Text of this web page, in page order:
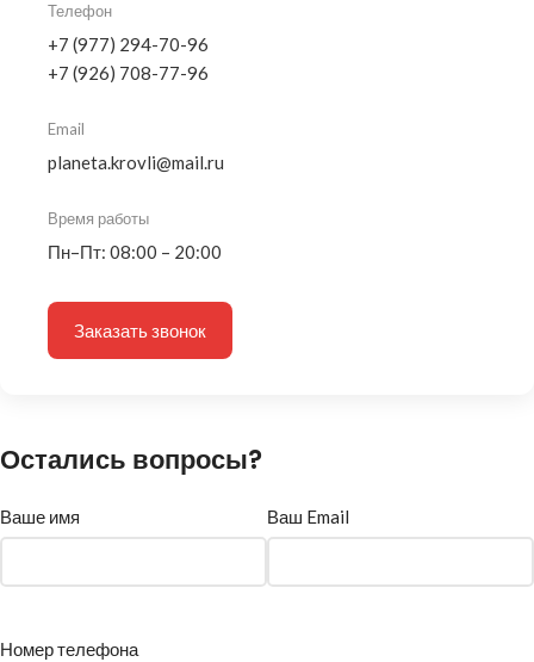
Телефон
+7 (977) 294-70-96
+7 (926) 708-77-96
Email
planeta.krovli@mail.ru
Время работы
Пн–Пт: 08:00 – 20:00
Заказать звонок
Остались вопросы?
Ваше имя Ваш Email
Номер телефона